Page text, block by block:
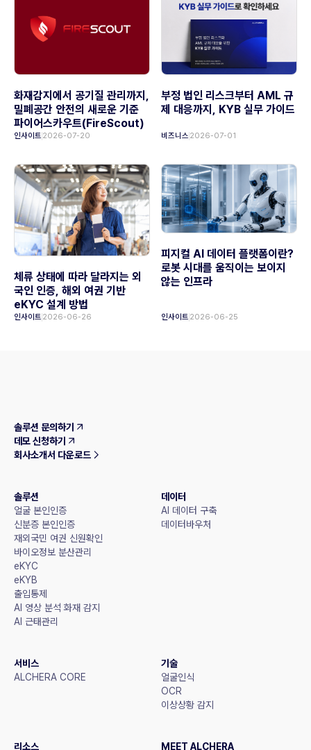
화재감지에서 공기질 관리까지,
밀폐공간 안전의 새로운 기준
파이어스카우트(FireScout)
인사이트 2026-07-20
부정 법인 리스크부터 AML 규
제 대응까지, KYB 실무 가이드
비즈니스 2026-07-01
체류 상태에 따라 달라지는 외
국인 인증, 해외 여권 기반
eKYC 설계 방법
인사이트 2026-06-26
피지컬 AI 데이터 플랫폼이란?
로봇 시대를 움직이는 보이지
않는 인프라
인사이트 2026-06-25
솔루션 문의하기
데모 신청하기
회사소개서 다운로드
솔루션
얼굴 본인인증
신분증 본인인증
재외국민 여권 신원확인
바이오정보 분산관리
eKYC
eKYB
출입통제
AI 영상 분석 화재 감지
AI 근태관리
데이터
AI 데이터 구축
데이터바우처
서비스
ALCHERA CORE
기술
얼굴인식
OCR
이상상황 감지
리소스 MEET ALCHERA